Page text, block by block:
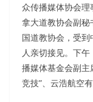
众传播媒体协会
拿大道教协会副秘
国道教协会，受
人亲切接见。下
播媒体基金会副主
竞技”、云浩航空